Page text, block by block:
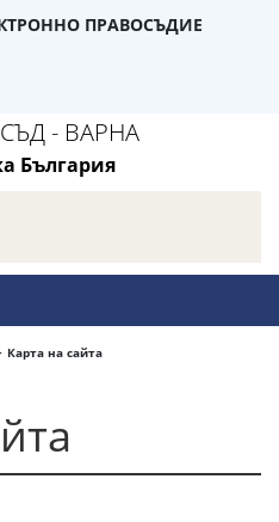
ПРАВОСЪДИЕ
- ВАРНА
България
Карта на сайта